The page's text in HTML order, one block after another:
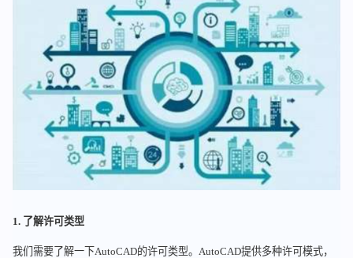
1. 了解许可类型
我们需要了解一下AutoCAD的许可类型。AutoCAD提供多种许可模式，